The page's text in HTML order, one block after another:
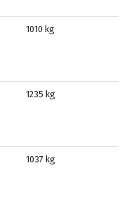
1010 kg
1235 kg
1037 kg